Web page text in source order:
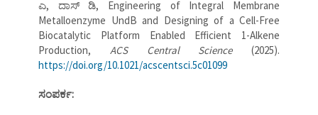
ಎ, ದಾಸ್ ಡಿ, Engineering of Integral Membrane
Metalloenzyme UndB and Designing of a Cell-Free
Biocatalytic Platform Enabled Efficient 1-Alkene
Production, ACS Central Science(2025).
https://doi.org/10.1021/acscentsci.5c01099
ಸಂಪರ್ಕ: